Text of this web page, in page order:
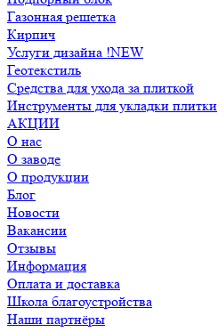
Газонная решетка
Кирпич
Услуги дизайна !NEW
Геотекстиль
Средства для ухода за плиткой
Инструменты для укладки плитки
АКЦИИ
О нас
О заводе
О продукции
Блог
Новости
Вакансии
Отзывы
Информация
Оплата и доставка
Школа благоустройства
Наши партнёры